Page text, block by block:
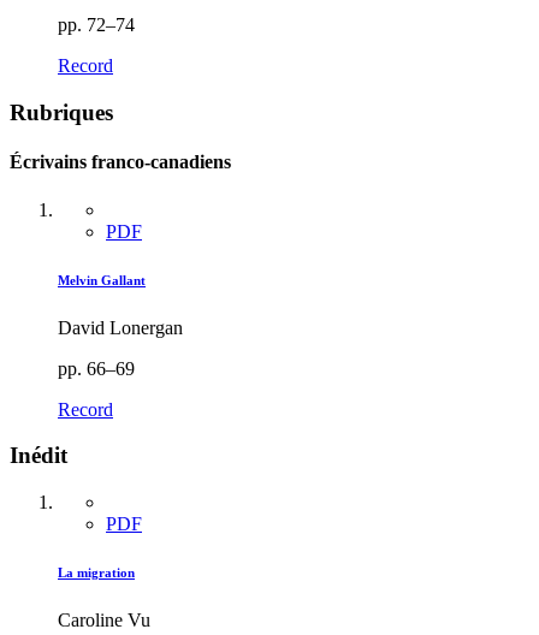
pp. 72–74
Record
Rubriques
Écrivains franco-canadiens
PDF
Melvin Gallant
David Lonergan
pp. 66–69
Record
Inédit
PDF
La migration
Caroline Vu